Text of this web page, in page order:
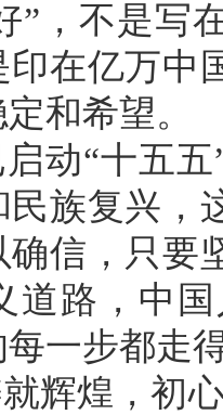
”，不是
印在亿万中
和希望。
动“十五
族复兴，
确信，只要
道路，中
一步都走
辉煌，初